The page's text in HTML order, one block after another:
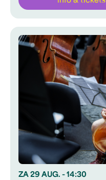
ZA 29 AUG. - 14:30